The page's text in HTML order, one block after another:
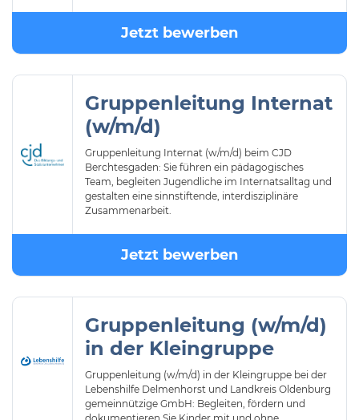
Jetzt bewerben
Gruppenleitung Internat
(w/m/d)
Gruppenleitung Internat (w/m/d) beim CJD
Berchtesgaden: Sie führen ein pädagogisches
Team, begleiten Jugendliche im Internatsalltag und
gestalten eine sinnstiftende, interdisziplinäre
Zusammenarbeit.
Jetzt bewerben
Gruppenleitung (w/m/d)
in der Kleingruppe
Gruppenleitung (w/m/d) in der Kleingruppe bei der
Lebenshilfe Delmenhorst und Landkreis Oldenburg
gemeinnützige GmbH: Begleiten, fördern und